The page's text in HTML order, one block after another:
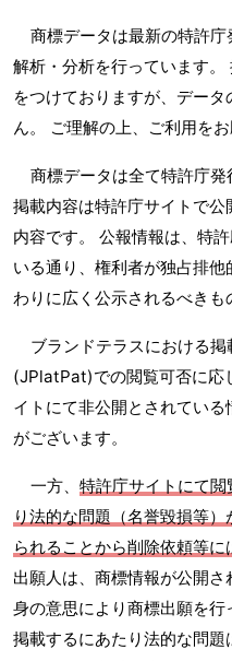
商標データは最新の特許庁
解析・分析を行っています
をつけておりますが、デー
ん。 ご理解の上、ご利用をお
商標データは全て特許庁発
掲載内容は特許庁サイトで
内容です。 公報情報は、特
いる通り、権利者が独占排
わりに広く公示されるべきも
ブランドテラスにおける
(JPlatPat)での閲覧可否に応
イトにて非公開とされてい
がございます。
一方、 特許庁サイトにて
り法的な問題（名誉毀損等
られることから削除依頼等
出願人は、商標情報が公開
身の意思により商標出願を
掲載するにあたり法的な問